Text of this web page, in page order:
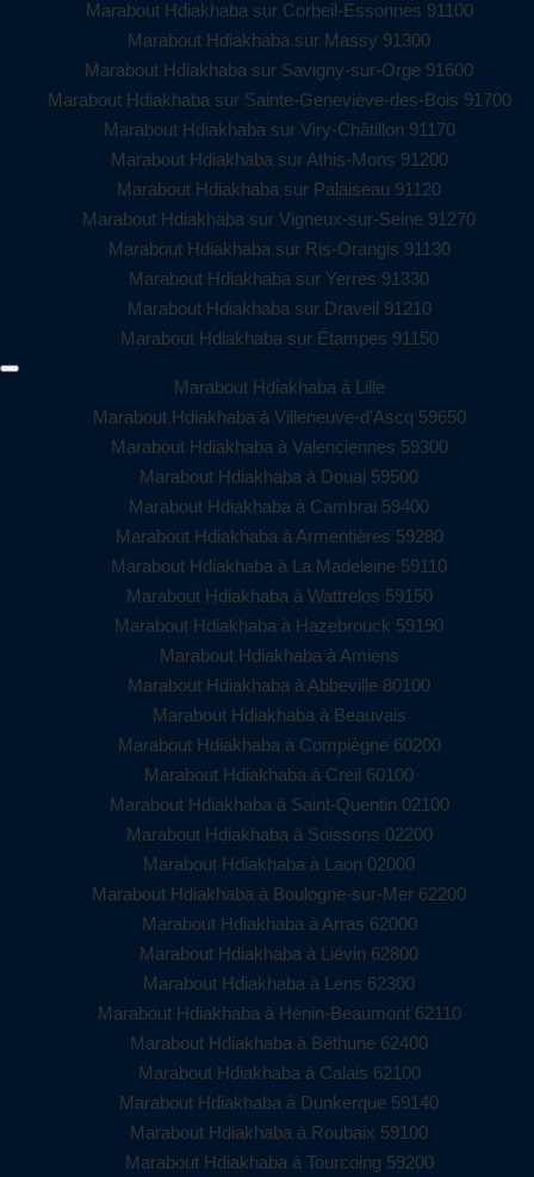
Marabout Hdiakhaba sur Corbeil-Essonnes 91100
Marabout Hdiakhaba sur Massy 91300
Marabout Hdiakhaba sur Savigny-sur-Orge 91600
Marabout Hdiakhaba sur Sainte-Geneviève-des-Bois 91700
Marabout Hdiakhaba sur Viry-Châtillon 91170
Marabout Hdiakhaba sur Athis-Mons 91200
Marabout Hdiakhaba sur Palaiseau 91120
Marabout Hdiakhaba sur Vigneux-sur-Seine 91270
Marabout Hdiakhaba sur Ris-Orangis 91130
Marabout Hdiakhaba sur Yerres 91330
Marabout Hdiakhaba sur Draveil 91210
Marabout Hdiakhaba sur Étampes 91150
Marabout Hdiakhaba à Lille
Marabout Hdiakhaba à Villeneuve-d'Ascq 59650
Marabout Hdiakhaba à Valenciennes 59300
Marabout Hdiakhaba à Douai 59500
Marabout Hdiakhaba à Cambrai 59400
Marabout Hdiakhaba à Armentières 59280
Marabout Hdiakhaba à La Madeleine 59110
Marabout Hdiakhaba à Wattrelos 59150
Marabout Hdiakhaba à Hazebrouck 59190
Marabout Hdiakhaba à Amiens
Marabout Hdiakhaba à Abbeville 80100
Marabout Hdiakhaba à Beauvais
Marabout Hdiakhaba à Compiègne 60200
Marabout Hdiakhaba à Creil 60100
Marabout Hdiakhaba à Saint-Quentin 02100
Marabout Hdiakhaba à Soissons 02200
Marabout Hdiakhaba à Laon 02000
Marabout Hdiakhaba à Boulogne-sur-Mer 62200
Marabout Hdiakhaba à Arras 62000
Marabout Hdiakhaba à Liévin 62800
Marabout Hdiakhaba à Lens 62300
Marabout Hdiakhaba à Hénin-Beaumont 62110
Marabout Hdiakhaba à Béthune 62400
Marabout Hdiakhaba à Calais 62100
Marabout Hdiakhaba à Dunkerque 59140
Marabout Hdiakhaba à Roubaix 59100
Marabout Hdiakhaba à Tourcoing 59200